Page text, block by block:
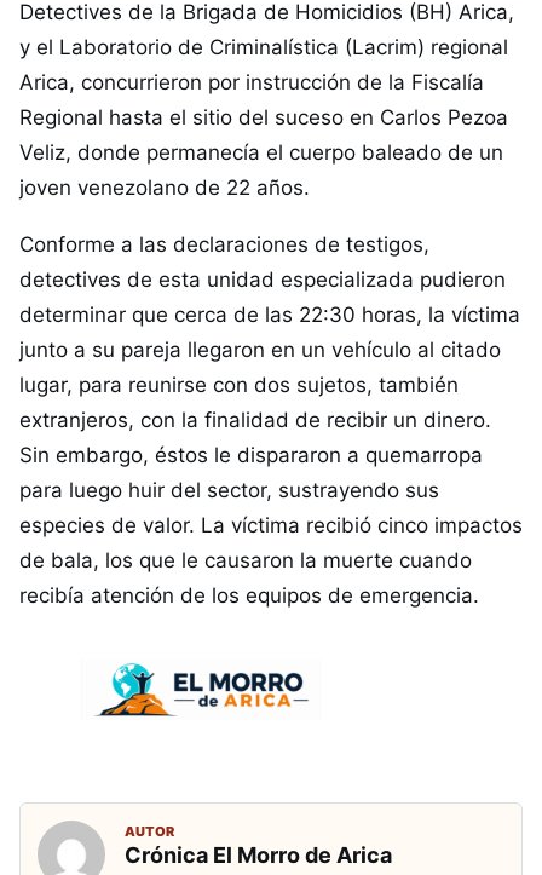
Detectives de la Brigada de Homicidios (BH) Arica,
y el Laboratorio de Criminalística (Lacrim) regional
Arica, concurrieron por instrucción de la Fiscalía
Regional hasta el sitio del suceso en Carlos Pezoa
Veliz, donde permanecía el cuerpo baleado de un
joven venezolano de 22 años.
Conforme a las declaraciones de testigos,
detectives de esta unidad especializada pudieron
determinar que cerca de las 22:30 horas, la víctima
junto a su pareja llegaron en un vehículo al citado
lugar, para reunirse con dos sujetos, también
extranjeros, con la finalidad de recibir un dinero.
Sin embargo, éstos le dispararon a quemarropa
para luego huir del sector, sustrayendo sus
especies de valor. La víctima recibió cinco impactos
de bala, los que le causaron la muerte cuando
recibía atención de los equipos de emergencia.
AUTOR
Crónica El Morro de Arica